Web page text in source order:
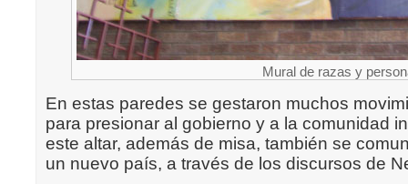
Mural de razas y
En estas paredes se gestaron muchos
para presionar al gobierno y a la comunidad
este altar, además de misa, también se
un nuevo país, a través de los discursos de